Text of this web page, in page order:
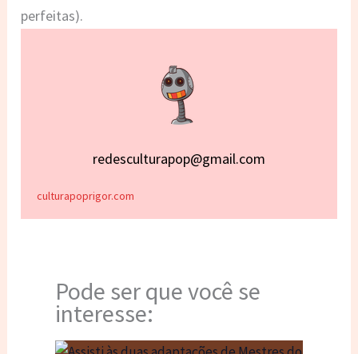
perfeitas).
redesculturapop@gmail.com
culturapoprigor.com
Pode ser que você se
interesse: